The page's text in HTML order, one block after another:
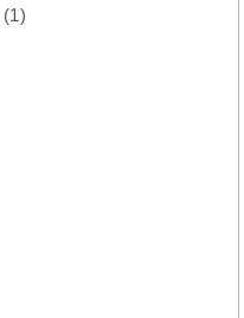
(1)